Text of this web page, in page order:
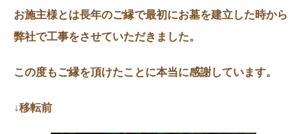
お施主様とは長年のご縁で最初にお墓を建立した時から
弊社で工事をさせていただきました。
この度もご縁を頂けたことに本当に感謝しています。
↓移転前